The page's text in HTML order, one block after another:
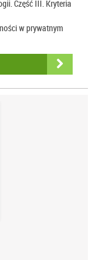
Część III. Kryteria
w prywatnym